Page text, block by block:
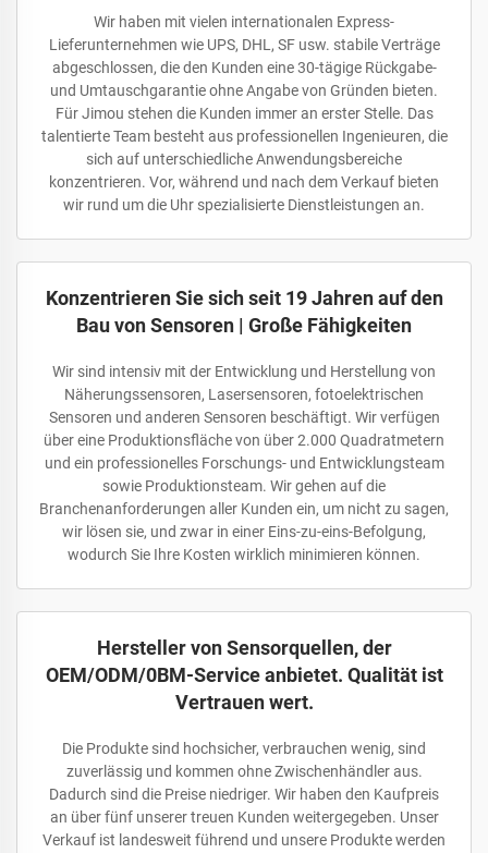
Wir haben mit vielen internationalen Express-
Lieferunternehmen wie UPS, DHL, SF usw. stabile Verträge
abgeschlossen, die den Kunden eine 30-tägige Rückgabe-
und Umtauschgarantie ohne Angabe von Gründen bieten.
Für Jimou stehen die Kunden immer an erster Stelle. Das
talentierte Team besteht aus professionellen Ingenieuren, die
sich auf unterschiedliche Anwendungsbereiche
konzentrieren. Vor, während und nach dem Verkauf bieten
wir rund um die Uhr spezialisierte Dienstleistungen an.
Konzentrieren Sie sich seit 19 Jahren auf den
Bau von Sensoren | Große Fähigkeiten
Wir sind intensiv mit der Entwicklung und Herstellung von
Näherungssensoren, Lasersensoren, fotoelektrischen
Sensoren und anderen Sensoren beschäftigt. Wir verfügen
über eine Produktionsfläche von über 2.000 Quadratmetern
und ein professionelles Forschungs- und Entwicklungsteam
sowie Produktionsteam. Wir gehen auf die
Branchenanforderungen aller Kunden ein, um nicht zu sagen,
wir lösen sie, und zwar in einer Eins-zu-eins-Befolgung,
wodurch Sie Ihre Kosten wirklich minimieren können.
Hersteller von Sensorquellen, der
OEM/ODM/0BM-Service anbietet. Qualität ist
Vertrauen wert.
Die Produkte sind hochsicher, verbrauchen wenig, sind
zuverlässig und kommen ohne Zwischenhändler aus.
Dadurch sind die Preise niedriger. Wir haben den Kaufpreis
an über fünf unserer treuen Kunden weitergegeben. Unser
Verkauf ist landesweit führend und unsere Produkte werden